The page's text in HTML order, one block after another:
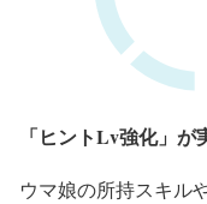
「ヒントLv強化」が
ウマ娘の所持スキル